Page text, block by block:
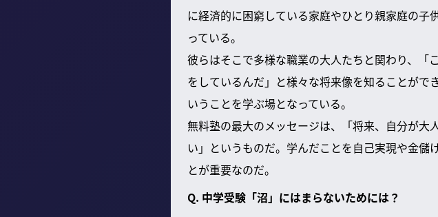
に経済的に困窮している家庭やひとり親家庭の
っている。
彼らはそこで多様な職業の大人たちと関わり、
をしているんだ」と様々な将来像を知ることがで
いうことを学ぶ場となっている。
無料塾の最大のメッセージは、「将来、自分が大
い」というものだ。学んだことを自己実現や金
とが重要なのだ。
Q. 中学受験「沼」にはまらないためには？